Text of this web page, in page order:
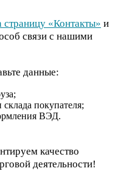
страницу «Контакты» и
связи с нашими
данные:
покупателя;
ВЭД.
качество
деятельности!